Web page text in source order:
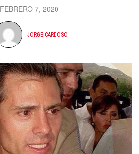
FEBRERO 7, 2020
JORGE CARDOSO